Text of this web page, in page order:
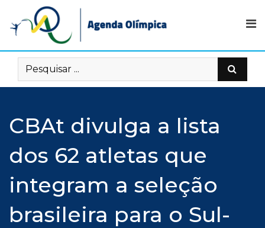
content
CBAt divulga a lista
dos 62 atletas que
integram a seleção
brasileira para o Sul-